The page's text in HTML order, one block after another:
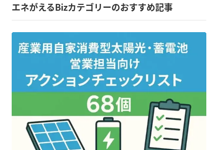
エネがえるBizカテゴリーのおすすめ記事